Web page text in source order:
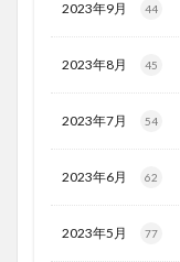
2023年9月 44
2023年8月 45
2023年7月 54
2023年6月 62
2023年5月 77